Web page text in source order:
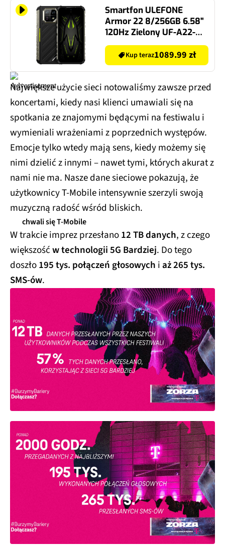
Smartfon ULEFONE
Armor 22 8/256GB 6.58"
120Hz Zielony UF-A22-
256 NC/GN
Kup teraz1089.99 zł
Największe użycie sieci notowaliśmy zawsze przed
koncertami, kiedy nasi klienci umawiali się na
spotkania ze znajomymi będącymi na festiwalu i
wymieniali wrażeniami z poprzednich występów.
Emocje tylko wtedy mają sens, kiedy możemy się
nimi dzielić z innymi – nawet tymi, których akurat z
nami nie ma. Nasze dane sieciowe pokazują, że
użytkownicy T-Mobile intensywnie szerzyli swoją
muzyczną radość wśród bliskich.
chwali się T-Mobile
W trakcie imprez przesłano12 TB danych, z czego
większośćw technologii 5G Bardziej. Do tego
doszło195 tys. połączeń głosowych iaż 265 tys.
SMS-ów.